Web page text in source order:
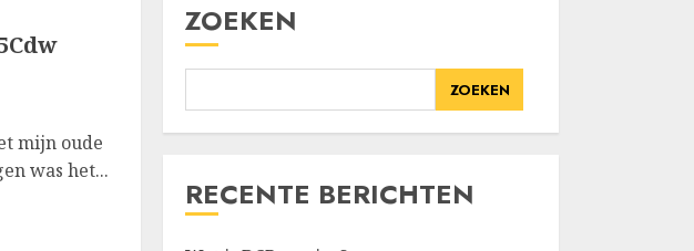
mijn oude
was het...
ZOEKEN
ZOEKEN
RECENTE BERICHTEN